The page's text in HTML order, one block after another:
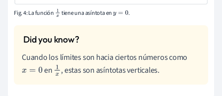
Fig. 4: La función 1xtiene una asíntota eny=0 .
Cuando los límites son hacia ciertos números como
x= 0 en 1x, estas son asíntotas verticales.